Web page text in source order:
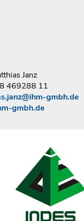
Janz
469288 11
gmbh.de
gmbh.de